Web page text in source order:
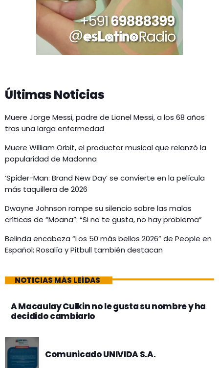
Últimas Noticias
Muere Jorge Messi, padre de Lionel Messi, a los 68 años
tras una larga enfermedad
Muere William Orbit, el productor musical que relanzó la
popularidad de Madonna
‘Spider-Man: Brand New Day’ se convierte en la película
más taquillera de 2026
Dwayne Johnson rompe su silencio sobre las malas
críticas de “Moana”: “Si no te gusta, no hay problema”
Belinda encabeza “Los 50 más bellos 2026” de People en
Español; Rosalía y Pitbull también destacan
NOTICIAS MÁS LEÍDAS
A Macaulay Culkin no le gusta su nombre y ha
decidido cambiarlo
Comunicado UNIVIDA S.A.